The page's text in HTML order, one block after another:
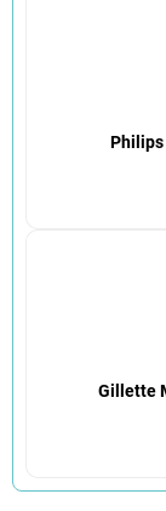
Philips
Gillette